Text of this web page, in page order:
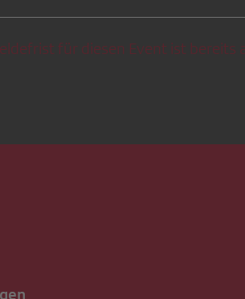
für diesen Event ist bereits